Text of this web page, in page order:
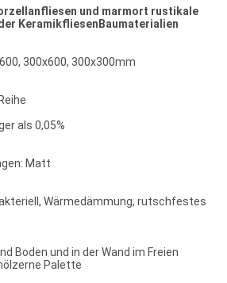
und marmort rustikale
KeramikfliesenBaumaterialien
300x600, 300x300mm
als 0,05%
Matt
Wärmedämmung, rutschfestes
Boden und in der Wand im Freien
Palette